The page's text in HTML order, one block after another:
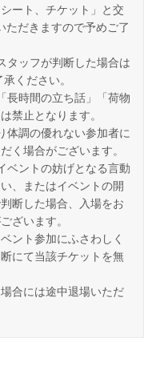
ート、チケット」と交
ただきますので予めご了
タッフが判断した場合は
ください。
長時間の立ち話」「荷物
禁止となります。
体調の優れない参加者に
く場合がございます。
ベントの妨げとなる言動
、またはイベントの開
断した場合、入場をお
ざいます。
ント参加にふさわしく
にて当該チケットを無
合には途中退場いただ